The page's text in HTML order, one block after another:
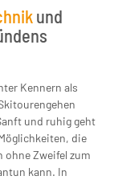
und
Kennern als
und ruhig geht
die
ohne Zweifel zum
kann. In